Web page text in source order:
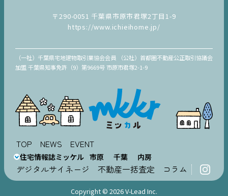
〒290-0051 千葉県市原市君塚2丁目1-9
https://www.ichieihome.jp/
（一社）千葉県宅地建物取引業協会会員 （公社）首都圏不動産公正取引協議会
加盟 千葉県知事免許（9）第9669号 市原市君塚2-1-9
TOP NEWS EVENT
住宅情報誌ミッケル 市原 千葉 内房
デジタルサイネージ 不動産一括査定 コラム
Copyright © 2026 V-Lead Inc.